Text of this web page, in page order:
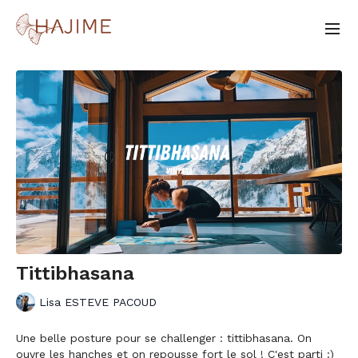
Tittibhasana
Lisa ESTEVE PACOUD
Une belle posture pour se challenger : tittibhasana. On
ouvre les hanches et on repousse fort le sol ! C'est parti :)